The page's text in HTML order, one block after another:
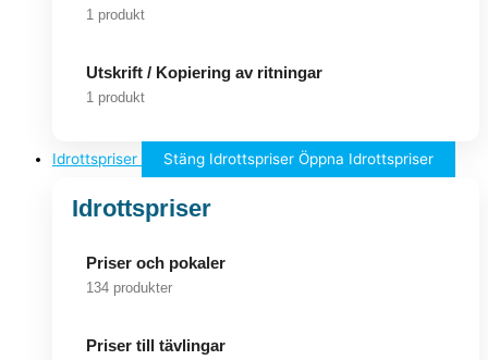
1 produkt
Utskrift / Kopiering av ritningar
1 produkt
Idrottspriser Stäng Idrottspriser Öppna Idrottspriser
Idrottspriser
Priser och pokaler
134 produkter
Priser till tävlingar